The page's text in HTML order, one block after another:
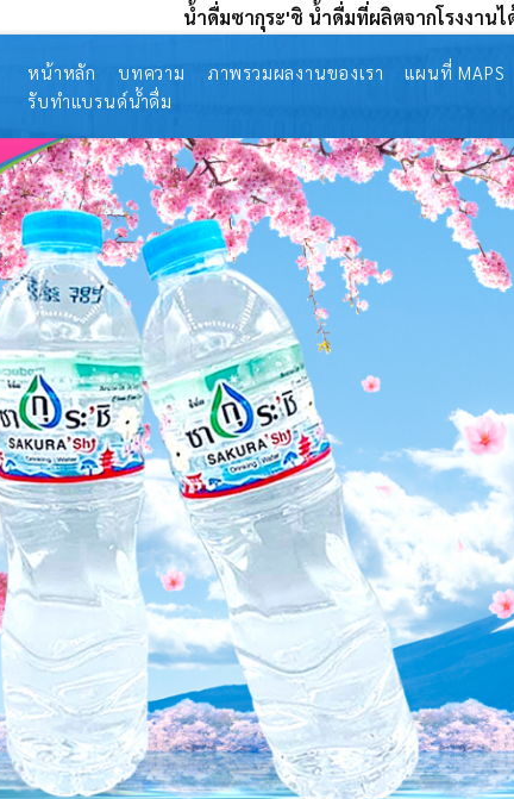
น้ำดื่มซากุระ'ชิ น้ำดื่มที่ผลิตจากโรงงานไ
หน้าหลัก บทความ ภาพรวมผลงานของเรา แผนที่ MAPS
รับทำแบรนด์น้ำดื่ม